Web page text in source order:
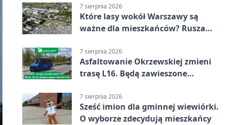
7 sierpnia 2026
Które lasy wokół Warszawy są
ważne dla mieszkańców? Rusza
7 sierpnia 2026
Asfaltowanie Okrzewskiej zmieni
trasę L16. Będą zawieszone
7 sierpnia 2026
Sześć imion dla gminnej wiewiórki.
O wyborze zdecydują mieszkańcy